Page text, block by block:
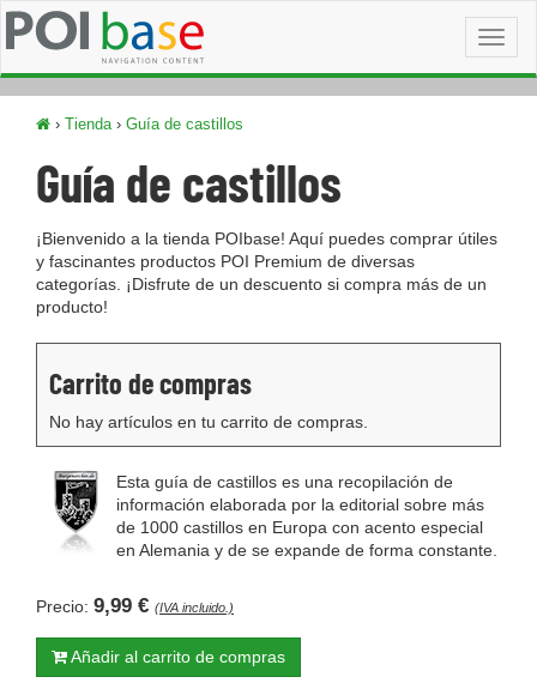
› Tienda › Guía de castillos
Guía de castillos
¡Bienvenido a la tienda POIbase! Aquí puedes comprar útiles
y fascinantes productos POI Premium de diversas
categorías. ¡Disfrute de un descuento si compra más de un
producto!
Carrito de compras
No hay artículos en tu carrito de compras.
Esta guía de castillos es una recopilación de
información elaborada por la editorial sobre más
de 1000 castillos en Europa con acento especial
en Alemania y de se expande de forma constante.
Precio: 9,99 € (IVA incluido.)
Añadir al carrito de compras